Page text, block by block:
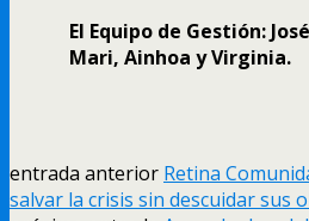
El Equipo de Gestión:
Mari, Ainhoa y Virginia.
entrada anterior Retina
salvar la crisis sin descuidar sus